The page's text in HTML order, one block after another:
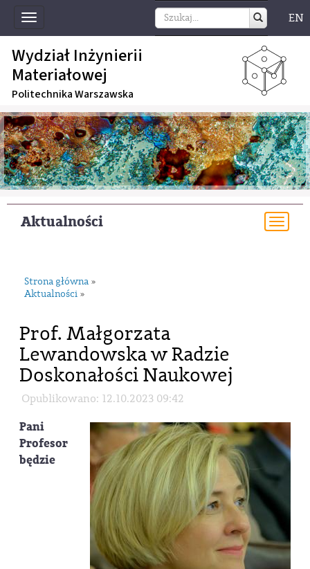
Toggle
navigation
EN
Wydział Inżynierii
Materiałowej
Politechnika Warszawska
Aktualności
Strona główna »
Aktualności »
Prof. Małgorzata
Lewandowska w Radzie
Doskonałości Naukowej
Opublikowano: 12.10.2023 09:42
Pani
Profesor
będzie